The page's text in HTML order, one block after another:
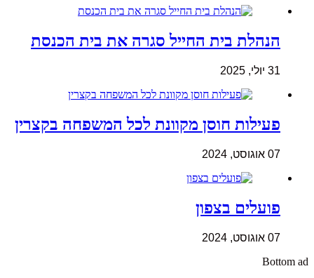
הנהלת בית החייל סגרה את בית הכנסת
31 יולי, 2025
פעילות חוסן מקוונת לכל המשפחה בקצרין
07 אוגוסט, 2024
פועלים בצפון
07 אוגוסט, 2024
Bottom ad